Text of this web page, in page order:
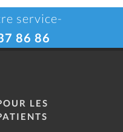
service-
86 86
LES